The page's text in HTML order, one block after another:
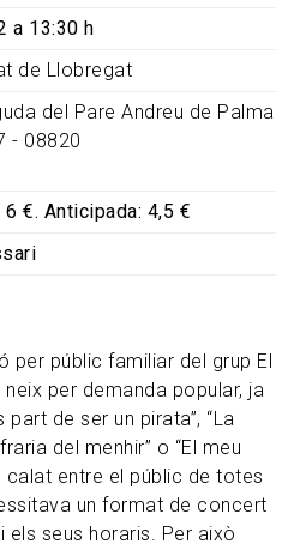
per públic familiar del grup El
per demanda popular, ja
de ser un pirata”, “La
del menhir” o “El meu
calat entre el públic de totes
un format de concert
seus horaris. Per això
a 13:30 h
de Llobregat
del Pare Andreu de Palma
- 08820
6 €. Anticipada: 4,5 €